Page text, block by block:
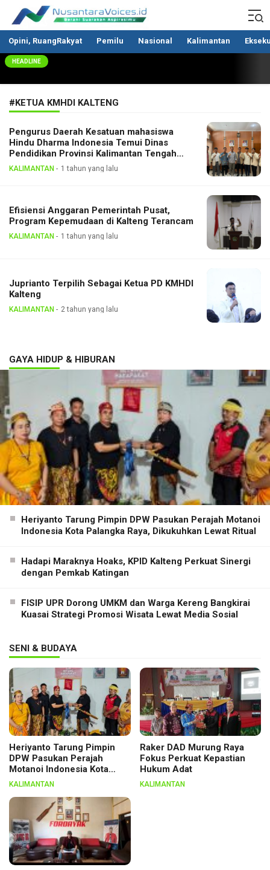
Nusantaravoices.id
Berani Suarakan Aspirasimu
Opini, RuangRakyat Pemilu Nasional Kalimantan
HEADLINE
#KETUA KMHDI KALTENG
Pengurus Daerah Kesatuan mahasiswa
Hindu Dharma Indonesia Temui Dinas
Pendidikan Provinsi Kalimantan Tengah
Bahas Pendidikan Gratis
KALIMANTAN 1 tahun yang lalu
Efisiensi Anggaran Pemerintah Pusat,
Program Kepemudaan di Kalteng Terancam
KALIMANTAN 1 tahun yang lalu
Juprianto Terpilih Sebagai Ketua PD KMHDI
Kalteng
KALIMANTAN 2 tahun yang lalu
GAYA HIDUP & HIBURAN
Heriyanto Tarung Pimpin DPW Pasukan Perajah Motanoi
Indonesia Kota Palangka Raya, Dikukuhkan Lewat Ritual
Hadapi Maraknya Hoaks, KPID Kalteng Perkuat Sinergi
dengan Pemkab Katingan
FISIP UPR Dorong UMKM dan Warga Kereng Bangkirai
Kuasai Strategi Promosi Wisata Lewat Media Sosial
SENI & BUDAYA
Heriyanto Tarung Pimpin
DPW Pasukan Perajah
Motanoi Indonesia Kota
Palangka Raya, Dikukuhkan
KALIMANTAN
Raker DAD Murung Raya
Fokus Perkuat Kepastian
Hukum Adat
KALIMANTAN